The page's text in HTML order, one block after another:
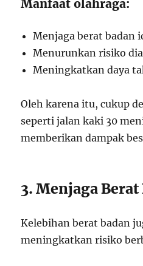
Manfaat olahraga:
Menjaga berat badan
Menurunkan risiko
Meningkatkan daya
Oleh karena itu, cukup
seperti jalan kaki 30
memberikan dampak
3. Menjaga
Kelebihan berat badan
meningkatkan risiko